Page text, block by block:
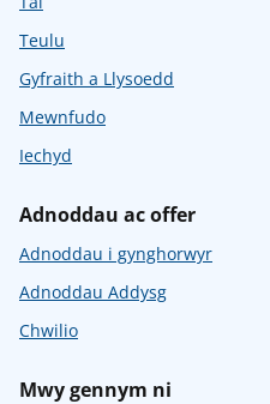
Teulu
Gyfraith a Llysoedd
Mewnfudo
Iechyd
Adnoddau ac offer
Adnoddau i gynghorwyr
Adnoddau Addysg
Chwilio
Mwy gennym ni